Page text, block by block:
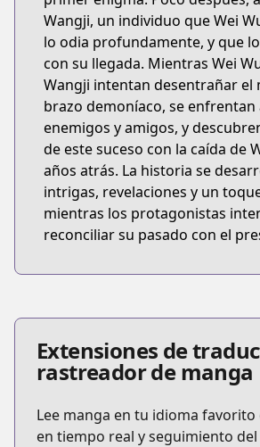
Wangji, un individuo que Wei
lo odia profundamente, y que
con su llegada. Mientras Wei
Wangji intentan desentrañar el
brazo demoníaco, se enfrentan
enemigos y amigos, y
de este suceso con la caída de
años atrás. La historia se
intrigas, revelaciones y un
mientras los protagonistas
reconciliar su pasado con el
Extensiones de
rastreador de manga
Lee manga en tu idioma
en tiempo real y seguimiento